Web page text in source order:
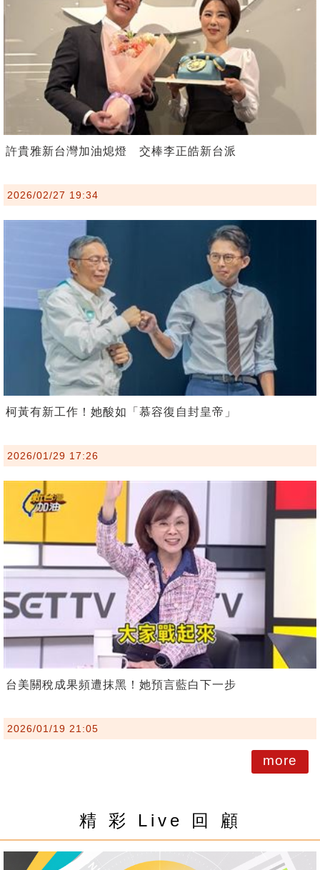
許貴雅新台灣加油熄燈 交棒李正皓新台派
2026/02/27 19:34
柯黃有新工作！她酸如「慕容復自封皇帝」
2026/01/29 17:26
台美關稅成果頻遭抹黑！她預言藍白下一步
2026/01/19 21:05
more
精 彩 Live 回 顧